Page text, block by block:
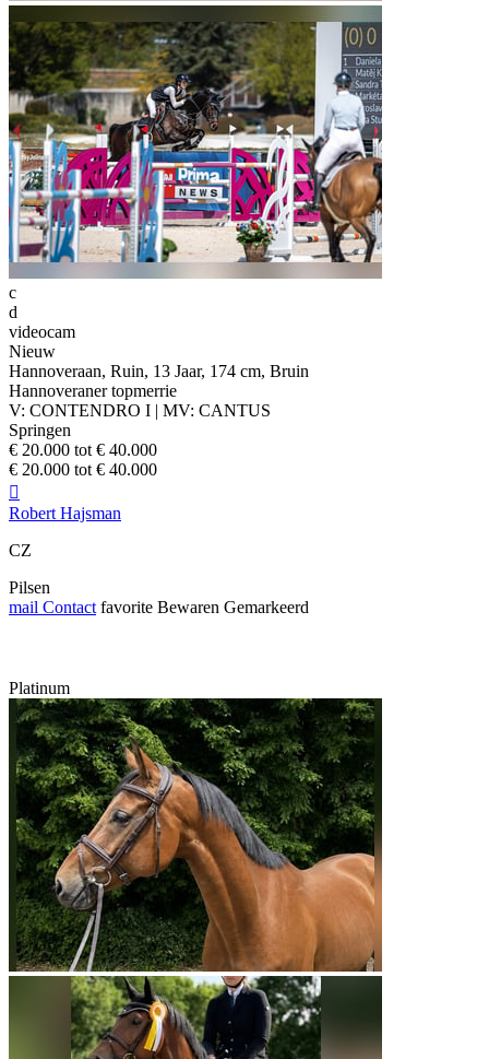
c
d
videocam
Nieuw
Hannoveraan, Ruin, 13 Jaar, 174 cm, Bruin
Hannoveraner topmerrie
V: CONTENDRO I | MV: CANTUS
Springen
€ 20.000 tot € 40.000
€ 20.000 tot € 40.000

Robert Hajsman
CZ
Pilsen
mail Contact favorite Bewaren Gemarkeerd
Platinum